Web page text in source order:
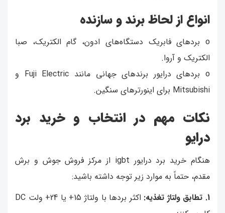
انواع از لحاظ برند و سازنده
o بردهای فابریک دستگاه‌های ادون، گام الکتریک، صبا
الکتریک و آروا.
o بردهای درایور برندهای جهانی مانند Fuji Electric و
Mitsubishi برای اینورترهای سنگین.
نکات مهم در انتخاب و خرید برد
درایو
هنگام خرید برد درایور igbt از مرکز فروش جوش و برش
مقدم، حتماً به موارد زیر توجه داشته باشید:
1. تطابق ولتاژ تغذیه:
اکثر بردها با ولتاژ 15+ یا 24+ ولت DC